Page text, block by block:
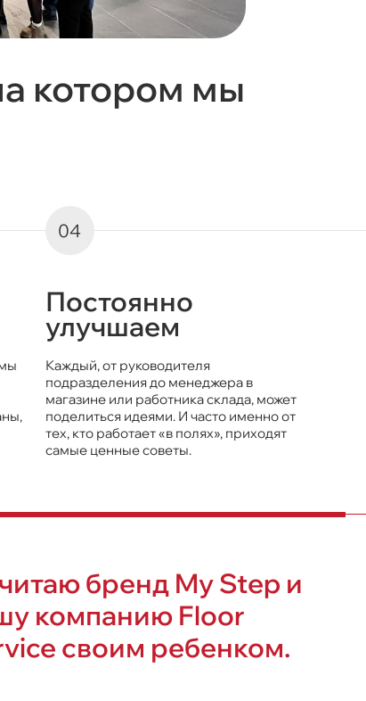
котором мы
Постоянно
улучшаем
Каждый, от руководителя
подразделения до менеджера в
магазине или работника склада, может
поделиться идеями. И часто именно от
тех, кто работает «в полях», приходят
самые ценные советы.
бренд My Step и
компанию Floor
своим ребенком.